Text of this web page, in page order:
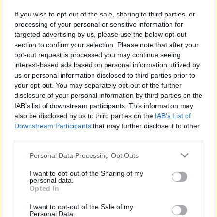
If you wish to opt-out of the sale, sharing to third parties, or
processing of your personal or sensitive information for
targeted advertising by us, please use the below opt-out
section to confirm your selection. Please note that after your
opt-out request is processed you may continue seeing
interest-based ads based on personal information utilized by
us or personal information disclosed to third parties prior to
your opt-out. You may separately opt-out of the further
disclosure of your personal information by third parties on the
IAB’s list of downstream participants. This information may
also be disclosed by us to third parties on the IAB’s List of
Downstream Participants that may further disclose it to other
Personal Data Processing Opt Outs
I want to opt-out of the Sharing of my
personal data.
Opted In
I want to opt-out of the Sale of my
Personal Data.
Protestuesit vijojnë
marshimin pa u ndalur:
Shqipëria e rinisë, jo e
partisë!
Ditëve shumë të nxehta
po u vjen fundi?
Meteorologia tregon se
kur nis rënia e
temperaturave
Lamallari: Forcat po
vrau mikun e fëmijërisë,
dyshuar që është në